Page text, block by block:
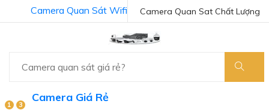
Camera Quan Sat Chất Lượng
Camera Quan Sát Wifi
1 3
Camera Giá Rẻ